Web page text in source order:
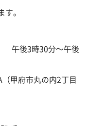
。
午後3時30分～午後
甲府市丸の内2丁目